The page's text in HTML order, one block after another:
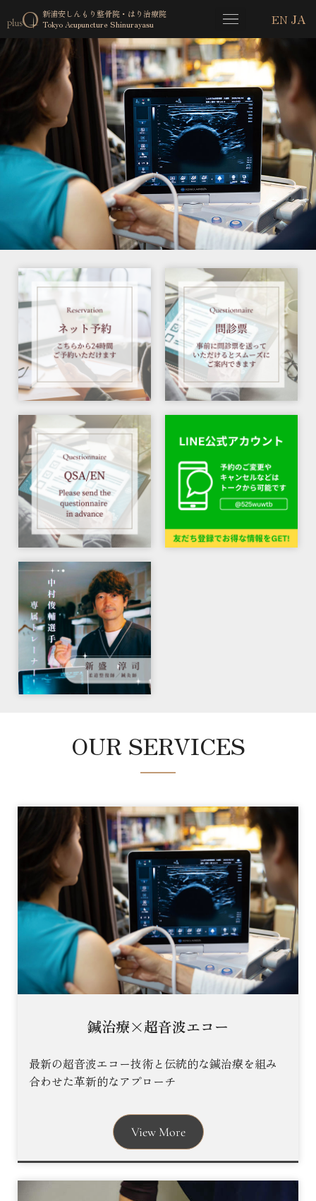
新浦安しんもり整骨院・はり治療院
Tokyo Acupuncture Shinurayasu
新浦安しんもり整骨院・
はり治療院
Tokyo Acupuncture
Shinurayasu
OUR SERVICES
鍼治療×超音波エコー
最新の超音波エコー技術と伝統的な鍼治療を組み
合わせた革新的なアプローチ
View More
EN JA